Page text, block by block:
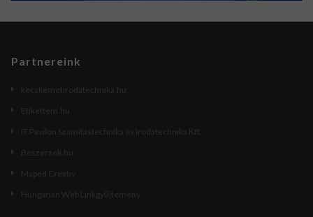
Partnereink
kecskemetirodatechnika.hu
Etikettem.hu
IT Pavilon Számítástechnika és Irodatechnika Kft.
Beszerzek.hu
Maped Creativ
Hungarian Web Linkgyűjtemény